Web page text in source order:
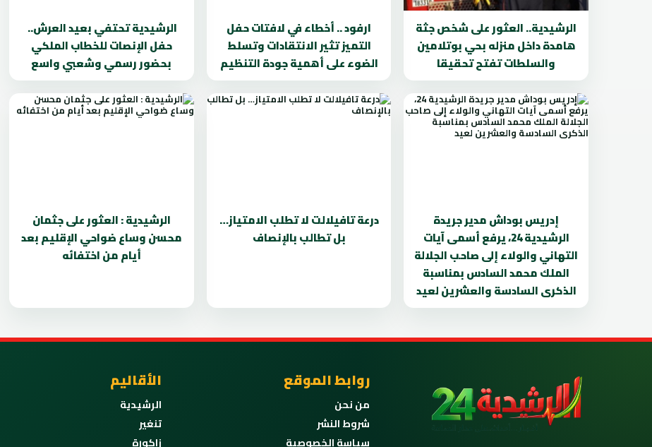
الرشيدية.. العثور على شخص جثة
هامدة داخل منزله بحي بوتلامين
والسلطات تفتح تحقيقا
ارفود .. أخطاء في لافتات حفل
التميز تثير الانتقادات وتسلط
الضوء على أهمية جودة التنظيم
الرشيدية تحتفي بعيد العرش..
حفل الإنصات للخطاب الملكي
بحضور رسمي وشعبي واسع
إدريس بوداش مدير جريدة
الرشيدية 24، يرفع أسمى آيات
التهاني والولاء إلى صاحب الجلالة
الملك محمد السادس بمناسبة
الذكرى السادسة والعشرين لعيد
درعة تافيلالت لا تطلب الامتياز…
بل تطالب بالإنصاف
الرشيدية : العثور على جثمان
محسن وساع ضواحي الإقليم بعد
أيام من اختفائه
روابط الموقع
من نحن
شروط النشر
سياسة الخصوصية
الأقاليم
الرشيدية
تنغير
زاكورة